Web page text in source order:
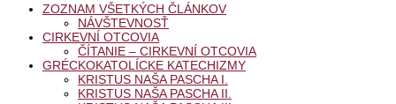
ZOZNAM VŠETKÝCH ČLÁNKOV
NÁVŠTEVNOSŤ
CIRKEVNÍ OTCOVIA
ČÍTANIE – CIRKEVNÍ OTCOVIA
GRÉCKOKATOLÍCKE KATECHIZMY
KRISTUS NAŠA PASCHA I.
KRISTUS NAŠA PASCHA II.